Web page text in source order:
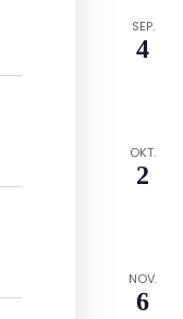
SEP.
4
OKT.
2
NOV.
6